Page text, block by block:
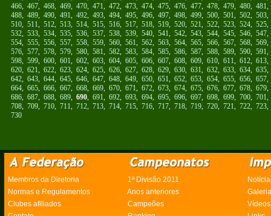
466, 467, 468, 469, 470, 471, 472, 473, 474, 475, 476, 477, 478, 479, 480, 481
488, 489, 490, 491, 492, 493, 494, 495, 496, 497, 498, 499, 500, 501, 502, 503
510, 511, 512, 513, 514, 515, 516, 517, 518, 519, 520, 521, 522, 523, 524, 525
532, 533, 534, 535, 536, 537, 538, 539, 540, 541, 542, 543, 544, 545, 546, 547
554, 555, 556, 557, 558, 559, 560, 561, 562, 563, 564, 565, 566, 567, 568, 569
576, 577, 578, 579, 580, 581, 582, 583, 584, 585, 586, 587, 588, 589, 590, 591
598, 599, 600, 601, 602, 603, 604, 605, 606, 607, 608, 609, 610, 611, 612, 613
620, 621, 622, 623, 624, 625, 626, 627, 628, 629, 630, 631, 632, 633, 634, 635
642, 643, 644, 645, 646, 647, 648, 649, 650, 651, 652, 653, 654, 655, 656, 657
664, 665, 666, 667, 668, 669, 670, 671, 672, 673, 674, 675, 676, 677, 678, 679
686, 687, 688, 689, 690, 691, 692, 693, 694, 695, 696, 697, 698, 699, 700, 701
708, 709, 710, 711, 712, 713, 714, 715, 716, 717, 718, 719, 720, 721, 722, 723
730
Membros da Diretoria 1ª Divisão 2011
Normas e Regulamentos
Anos anteriores
Clubes afiliados
Campeões
Vídeos